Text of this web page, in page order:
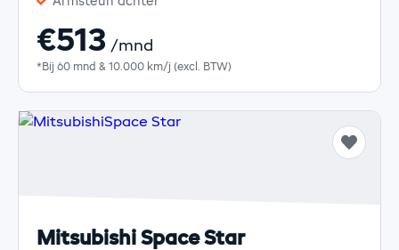
€513 /mnd
*Bij 60 mnd & 10.000 km/j (excl. BTW)
Mitsubishi Space Star